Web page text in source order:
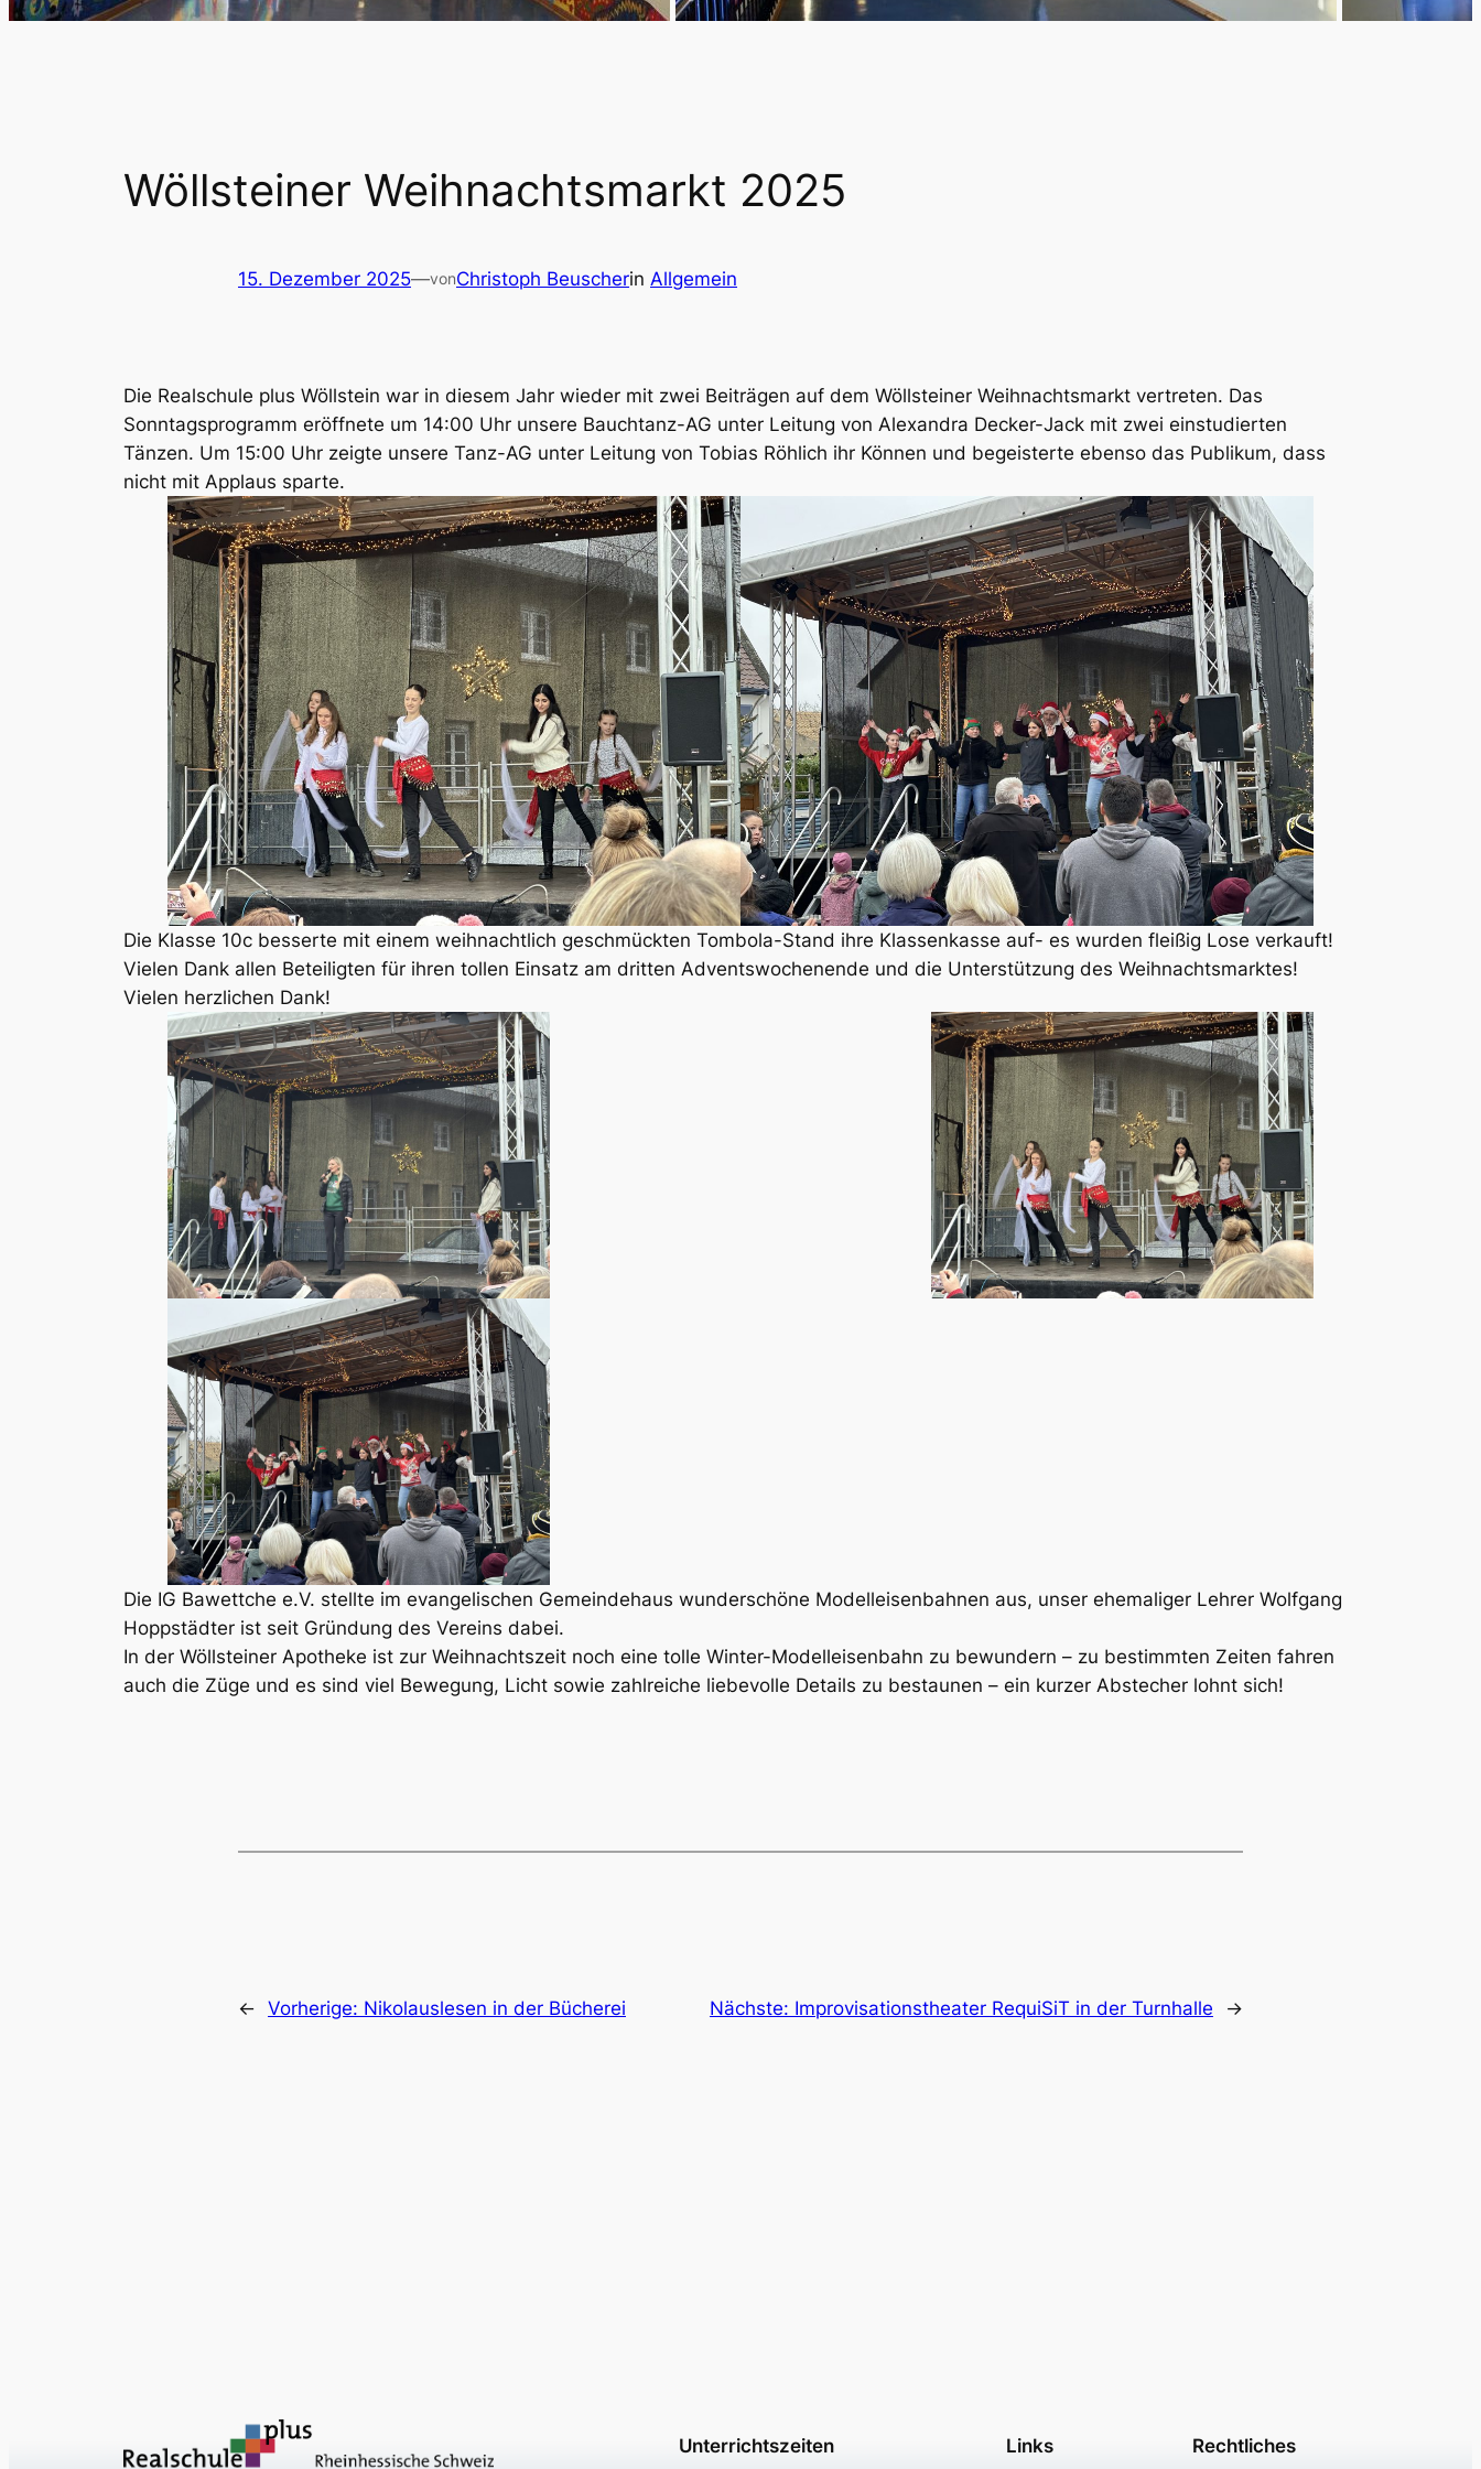
Wöllsteiner Weihnachtsmarkt 2025
15. Dezember 2025—vonChristoph Beuscherin Allgemein
Die Realschule plus Wöllstein war in diesem Jahr wieder mit zwei Beiträgen auf dem Wöllsteiner Weihnachtsmarkt vertreten. Das
Sonntagsprogramm eröffnete um 14:00 Uhr unsere Bauchtanz-AG unter Leitung von Alexandra Decker-Jack mit zwei einstudierten
Tänzen. Um 15:00 Uhr zeigte unsere Tanz-AG unter Leitung von Tobias Röhlich ihr Können und begeisterte ebenso das Publikum, dass
nicht mit Applaus sparte.
Die Klasse 10c besserte mit einem weihnachtlich geschmückten Tombola-Stand ihre Klassenkasse auf- es wurden fleißig Lose verkauft!
Vielen Dank allen Beteiligten für ihren tollen Einsatz am dritten Adventswochenende und die Unterstützung des Weihnachtsmarktes!
Vielen herzlichen Dank!
Die IG Bawettche e.V. stellte im evangelischen Gemeindehaus wunderschöne Modelleisenbahnen aus, unser ehemaliger Lehrer Wolfgang
Hoppstädter ist seit Gründung des Vereins dabei.
In der Wöllsteiner Apotheke ist zur Weihnachtszeit noch eine tolle Winter-Modelleisenbahn zu bewundern – zu bestimmten Zeiten fahren
auch die Züge und es sind viel Bewegung, Licht sowie zahlreiche liebevolle Details zu bestaunen – ein kurzer Abstecher lohnt sich!
← Vorherige: Nikolauslesen in der Bücherei Nächste: Improvisationstheater RequiSiT in der Turnhalle →
Unterrichtszeiten Links Rechtliches